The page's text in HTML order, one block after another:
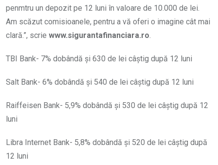
penmtru un depozit pe 12 luni în valoare de 10.000 de lei.
Am scăzut comisioanele, pentru a vă oferi o imagine cât mai
clară.”, scrie www.sigurantafinanciara.ro.
TBI Bank- 7% dobândă și 630 de lei câștig după 12 luni
Salt Bank- 6% dobândă și 540 de lei câștig după 12 luni
Raiffeisen Bank- 5,9% dobândă și 530 de lei câștig după 12
luni
Libra Internet Bank- 5,8% dobândă și 520 de lei câștig după
12 luni